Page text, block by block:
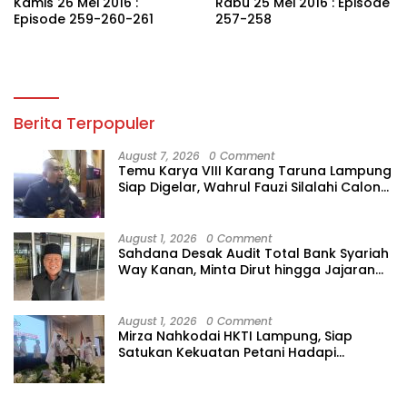
Episode 259-260-261
257-258
Berita Terpopuler
August 7, 2026 0 Comment
Temu Karya VIII Karang Taruna Lampung
Siap Digelar, Wahrul Fauzi Silalahi Calon
August 1, 2026 0 Comment
Sahdana Desak Audit Total Bank Syariah
Way Kanan, Minta Dirut hingga Jajaran
August 1, 2026 0 Comment
Mirza Nahkodai HKTI Lampung, Siap
Satukan Kekuatan Petani Hadapi